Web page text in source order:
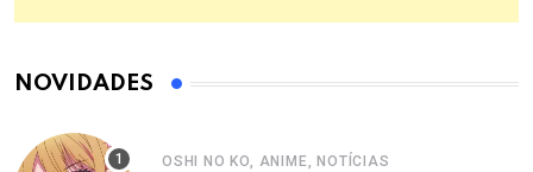
NOVIDADES
OSHI NO KO, ANIME, NOTÍCIAS